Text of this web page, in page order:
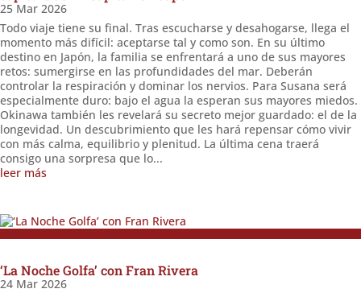
25 Mar 2026
Todo viaje tiene su final. Tras escucharse y desahogarse, llega el
momento más difícil: aceptarse tal y como son. En su último
destino en Japón, la familia se enfrentará a uno de sus mayores
retos: sumergirse en las profundidades del mar. Deberán
controlar la respiración y dominar los nervios. Para Susana será
especialmente duro: bajo el agua la esperan sus mayores miedos.
Okinawa también les revelará su secreto mejor guardado: el de la
longevidad. Un descubrimiento que les hará repensar cómo vivir
con más calma, equilibrio y plenitud. La última cena traerá
consigo una sorpresa que lo...
leer más
‘La Noche Golfa’ con Fran Rivera
24 Mar 2026